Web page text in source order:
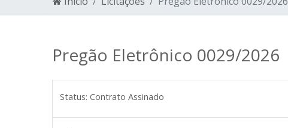
Pregão Eletrônico 0029/2026
Status: Contrato Assinado